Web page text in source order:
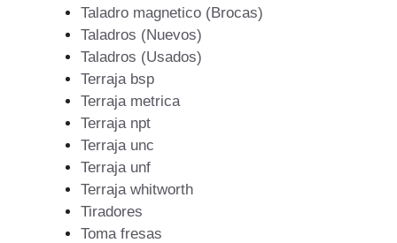
Taladro magnetico (Brocas)
Taladros (Nuevos)
Taladros (Usados)
Terraja bsp
Terraja metrica
Terraja npt
Terraja unc
Terraja unf
Terraja whitworth
Tiradores
Toma fresas